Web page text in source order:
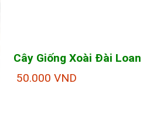
Cây Giống Xoài Đài Loan
50.000 VND